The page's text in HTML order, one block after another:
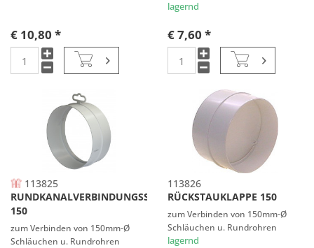
€ 10,80 *
lagernd
€ 7,60 *
113825
RUNDKANALVERBINDUNGSSTÜCK
150
zum Verbinden von 150mm-Ø
Schläuchen u. Rundrohren
113826
RÜCKSTAUKLAPPE 150
zum Verbinden von 150mm-Ø
Schläuchen u. Rundrohren
lagernd